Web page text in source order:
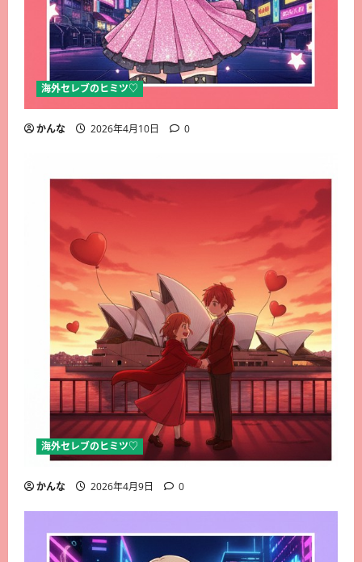
海外セレブのヒミツ♡
かんな 2026年4月10日 0
海外セレブのヒミツ♡
かんな 2026年4月9日 0